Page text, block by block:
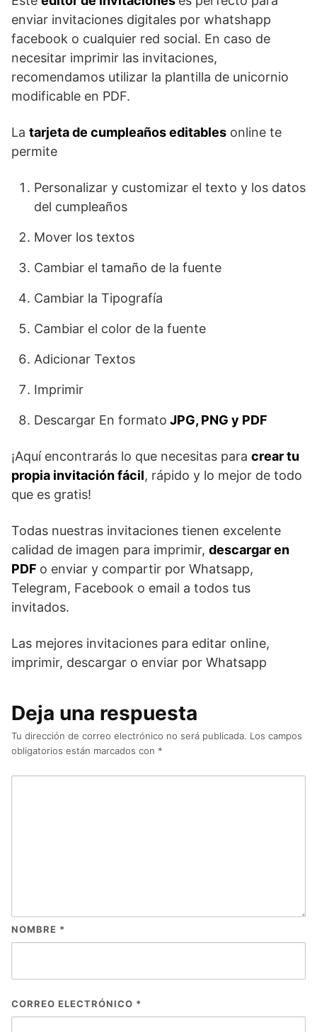
enviar invitaciones digitales por whatshapp
facebook o cualquier red social. En caso de
necesitar imprimir las invitaciones,
recomendamos utilizar la plantilla de unicornio
modificable en PDF.
La tarjeta de cumpleaños editables online te
permite
Personalizar y customizar el texto y los datos
del cumpleaños
Mover los textos
Cambiar el tamaño de la fuente
Cambiar la Tipografía
Cambiar el color de la fuente
Adicionar Textos
Imprimir
Descargar En formato JPG, PNG y PDF
¡Aquí encontrarás lo que necesitas para crear tu
propia invitación fácil, rápido y lo mejor de todo
que es gratis!
Todas nuestras invitaciones tienen excelente
calidad de imagen para imprimir, descargar en
PDF o enviar y compartir por Whatsapp,
Telegram, Facebook o email a todos tus
invitados.
Las mejores invitaciones para editar online,
imprimir, descargar o enviar por Whatsapp
Deja una respuesta
Tu dirección de correo electrónico no será publicada. Los campos
obligatorios están marcados con *
NOMBRE *
CORREO ELECTRÓNICO *